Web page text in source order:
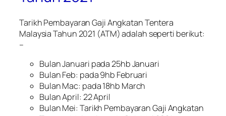
Tarikh Pembayaran Gaji Angkatan Tentera
Malaysia Tahun 2021 (ATM) adalah seperti berikut:
–
Bulan Januari pada 25hb Januari
Bulan Feb: pada 9hb Februari
Bulan Mac: pada 18hb March
Bulan April: 22 April
Bulan Mei: Tarikh Pembayaran Gaji Angkatan